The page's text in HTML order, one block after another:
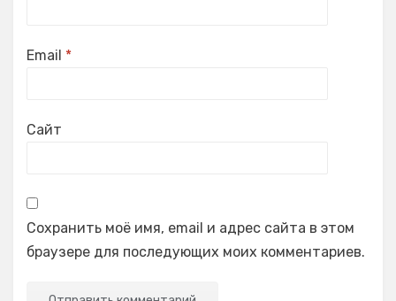
Email *
Сайт
Сохранить моё имя, email и адрес сайта в этом
браузере для последующих моих комментариев.